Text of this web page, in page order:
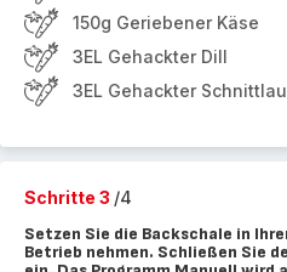
150g Geriebener Käse
3EL Gehackter Dill
3EL Gehackter
Schritte 3 /4
Setzen Sie die Backschale in
Betrieb nehmen. Schließen Sie